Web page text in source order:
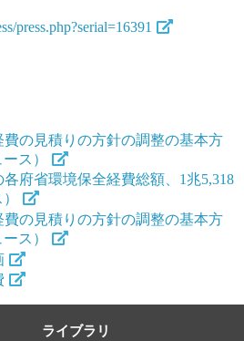
press.php?serial=16391
の見積りの方針の調整の基本方
ス）
府省環境保全経費総額、1兆5,318
の見積りの方針の調整の基本方
ス）
ライブラリ